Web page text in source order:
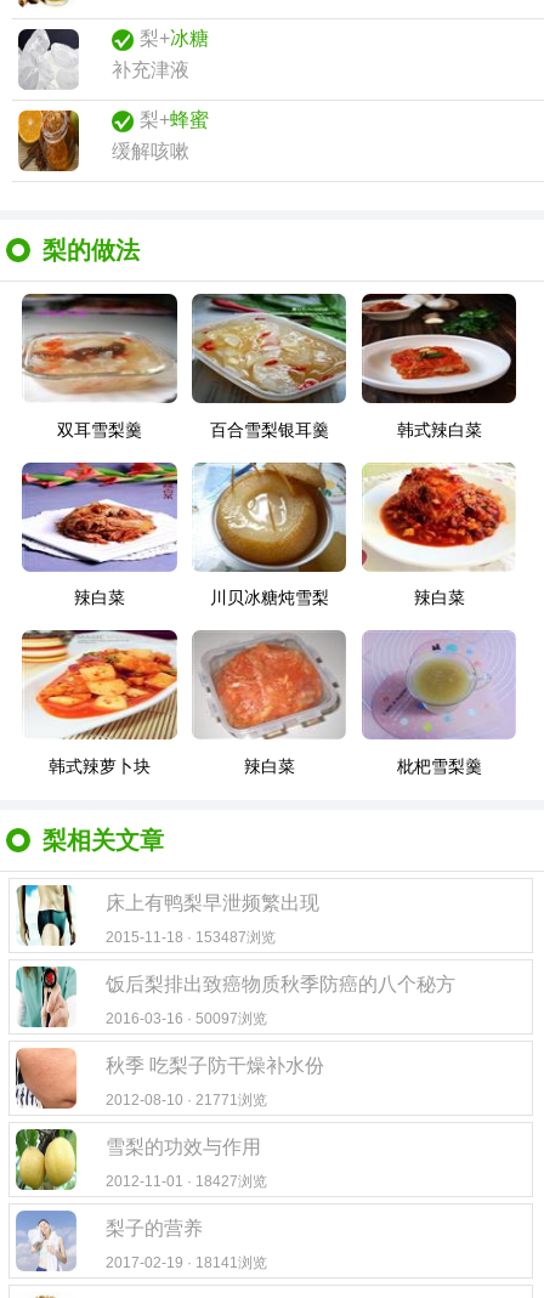
梨+冰糖
补充津液
梨+蜂蜜
缓解咳嗽
梨的做法
双耳雪梨羹 百合雪梨银耳羹 韩式辣白菜
辣白菜 川贝冰糖炖雪梨 辣白菜
韩式辣萝卜块 辣白菜 枇杷雪梨羹
梨相关文章
床上有鸭梨早泄频繁出现
2015-11-18 · 153487浏览
饭后梨排出致癌物质秋季防癌的八个秘方
2016-03-16 · 50097浏览
秋季 吃梨子防干燥补水份
2012-08-10 · 21771浏览
雪梨的功效与作用
2012-11-01 · 18427浏览
梨子的营养
2017-02-19 · 18141浏览